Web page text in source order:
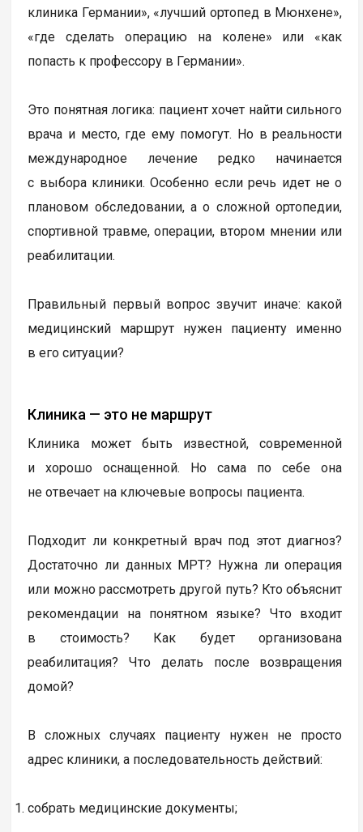
клиника Германии», «лучший ортопед в Мюнхене»,
«где сделать операцию на колене» или «как
попасть к профессору в Германии».
Это понятная логика: пациент хочет найти сильного
врача и место, где ему помогут. Но в реальности
международное лечение редко начинается
с выбора клиники. Особенно если речь идет не о
плановом обследовании, а о сложной ортопедии,
спортивной травме, операции, втором мнении или
реабилитации.
Правильный первый вопрос звучит иначе: какой
медицинский маршрут нужен пациенту именно
в его ситуации?
Клиника — это не маршрут
Клиника может быть известной, современной
и хорошо оснащенной. Но сама по себе она
не отвечает на ключевые вопросы пациента.
Подходит ли конкретный врач под этот диагноз?
Достаточно ли данных МРТ? Нужна ли операция
или можно рассмотреть другой путь? Кто объяснит
рекомендации на понятном языке? Что входит
в стоимость? Как будет организована
реабилитация? Что делать после возвращения
домой?
В сложных случаях пациенту нужен не просто
адрес клиники, а последовательность действий:
собрать медицинские документы;